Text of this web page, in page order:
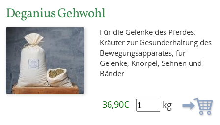
Deganius Gehwohl
Für die Gelenke des Pferdes.
Kräuter zur Gesunderhaltung des
Bewegungsapparates, für
Gelenke, Knorpel, Sehnen und
Bänder.
36,90€ kg